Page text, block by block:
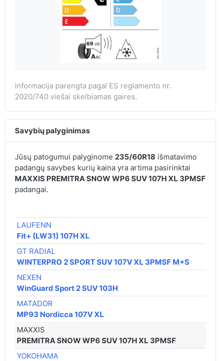
Informacija parengta pagal ES reglamento nr.
2020/740 viešai skelbiamas gaires.
Savybių palyginimas
Jūsų patogumui palyginome 235/60R18 išmatavimo
padangų savybes kurių kaina yra artima pasirinktai
MAXXIS PREMITRA SNOW WP6 SUV 107H XL 3PMSF
padangai.
LAUFENN
Fit+ (LW31) 107H XL
GT RADIAL
WINTERPRO 2 SPORT SUV 107V XL 3PMSF M+S
NEXEN
WinGuard Sport 2 SUV 103H
MATADOR
MP93 Nordicca 107V XL
MAXXIS
PREMITRA SNOW WP6 SUV 107H XL 3PMSF
YOKOHAMA